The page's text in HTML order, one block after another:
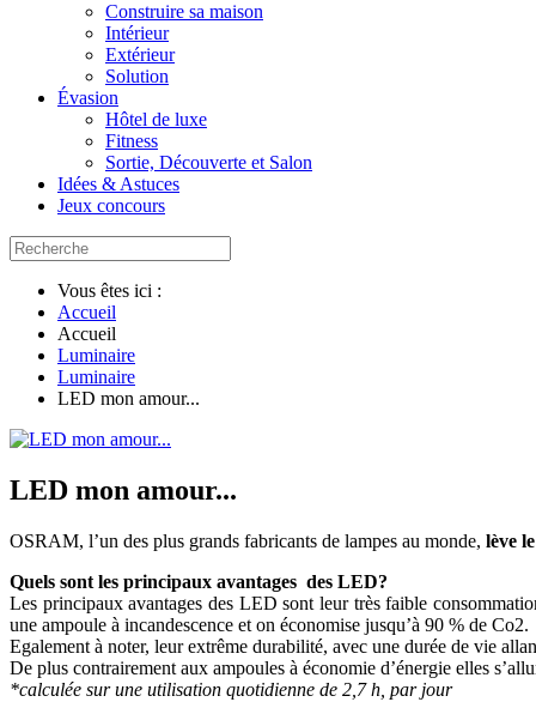
Construire sa maison
Intérieur
Extérieur
Solution
Évasion
Hôtel de luxe
Fitness
Sortie, Découverte et Salon
Idées & Astuces
Jeux concours
Vous êtes ici :
Accueil
Accueil
Luminaire
Luminaire
LED mon amour...
LED mon amour...
OSRAM, l’un des plus grands fabricants de lampes au monde, lève
Quels sont les principaux avantages des LED?
Les principaux avantages des LED sont leur très faible
une ampoule à incandescence et on économise jusqu’à 90 % de Co2.
Egalement à noter, leur extrême durabilité, avec une durée de vie
De plus contrairement aux ampoules à économie d’énergie elles
*calculée sur une utilisation quotidienne de 2,7 h, par jour